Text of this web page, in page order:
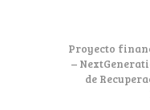
Proyecto
–
de